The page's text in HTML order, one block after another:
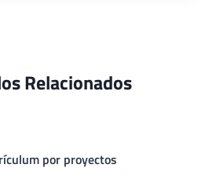
Relacionados
por proyectos